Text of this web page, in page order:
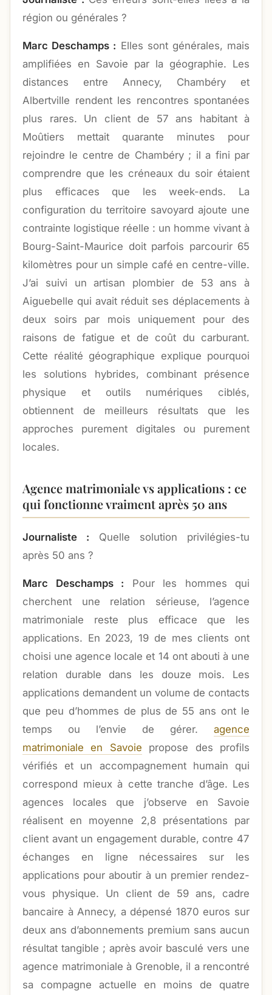
région ou générales ?
Marc Deschamps : Elles sont générales, mais
amplifiées en Savoie par la géographie. Les
distances entre Annecy, Chambéry et
Albertville rendent les rencontres spontanées
plus rares. Un client de 57 ans habitant à
Moûtiers mettait quarante minutes pour
rejoindre le centre de Chambéry ; il a fini par
comprendre que les créneaux du soir étaient
plus efficaces que les week-ends. La
configuration du territoire savoyard ajoute une
contrainte logistique réelle : un homme vivant à
Bourg-Saint-Maurice doit parfois parcourir 65
kilomètres pour un simple café en centre-ville.
J’ai suivi un artisan plombier de 53 ans à
Aiguebelle qui avait réduit ses déplacements à
deux soirs par mois uniquement pour des
raisons de fatigue et de coût du carburant.
Cette réalité géographique explique pourquoi
les solutions hybrides, combinant présence
physique et outils numériques ciblés,
obtiennent de meilleurs résultats que les
approches purement digitales ou purement
locales.
Agence matrimoniale vs applications : ce
qui fonctionne vraiment après 50 ans
Journaliste : Quelle solution privilégies-tu
après 50 ans ?
Marc Deschamps : Pour les hommes qui
cherchent une relation sérieuse, l’agence
matrimoniale reste plus efficace que les
applications. En 2023, 19 de mes clients ont
choisi une agence locale et 14 ont abouti à une
relation durable dans les douze mois. Les
applications demandent un volume de contacts
que peu d’hommes de plus de 55 ans ont le
temps ou l’envie de gérer. agence
matrimoniale en Savoie propose des profils
vérifiés et un accompagnement humain qui
correspond mieux à cette tranche d’âge. Les
agences locales que j’observe en Savoie
réalisent en moyenne 2,8 présentations par
client avant un engagement durable, contre 47
échanges en ligne nécessaires sur les
applications pour aboutir à un premier rendez-
vous physique. Un client de 59 ans, cadre
bancaire à Annecy, a dépensé 1870 euros sur
deux ans d’abonnements premium sans aucun
résultat tangible ; après avoir basculé vers une
agence matrimoniale à Grenoble, il a rencontré
sa compagne actuelle en moins de quatre